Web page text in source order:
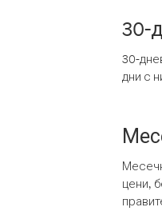
30-
30-
дни с
цени,